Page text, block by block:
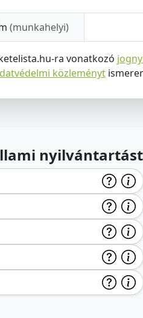
(munkahelyi)
ra vonatkozó
közleményt